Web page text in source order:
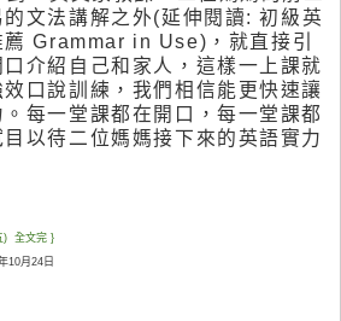
文法講解之外(延伸閱讀: 初級英
薦 Grammar in Use) ，就直接引
介紹自己和家人，這樣一上課就
口說訓練，我們相信能更快速讓
。 每一堂課都在開口，每一堂課都
目以待二位媽媽接下來的英語實力
) 全文完 }
10月24日